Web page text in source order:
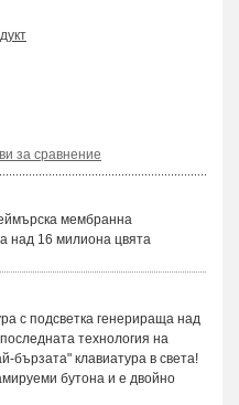
за сравнение
мембранна
над 16 милиона цвята
с подсветка генерираща над
технология на
бързата" клавиатура в света!
бутона и е двойно